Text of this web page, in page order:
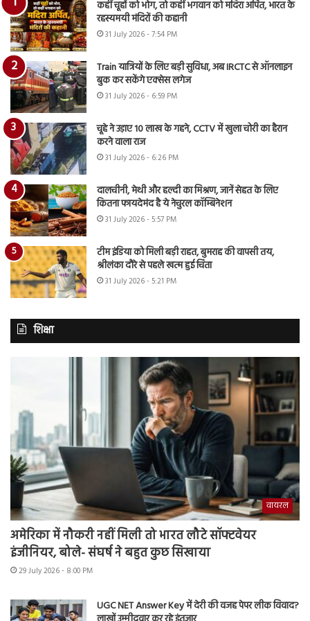
कहीं चूहों को भोग, तो कहीं भगवान को मदिरा अर्पित, भारत के
रहस्यमयी मंदिरों की कहानी
31 July 2026 - 7:54 PM
Train यात्रियों के लिए बड़ी सुविधा, अब IRCTC से ऑनलाइन
बुक कर सकेंगे एक्सेस लगेज
31 July 2026 - 6:59 PM
चूहे ने उड़ाए 10 लाख के गहने, CCTV में खुला चोरी का हैरान
करने वाला राज
31 July 2026 - 6:26 PM
दालचीनी, मेथी और हल्दी का मिश्रण, जानें सेहत के लिए
कितना फायदेमंद है ये नेचुरल कॉम्बिनेशन
31 July 2026 - 5:57 PM
टीम इंडिया को मिली बड़ी राहत, बुमराह की वापसी तय,
श्रीलंका दौरे से पहले खत्म हुई चिंता
31 July 2026 - 5:21 PM
शिक्षा
वायरल
अमेरिका में नौकरी नहीं मिली तो भारत लौटे सॉफ्टवेयर
इंजीनियर, बोले- संघर्ष ने बहुत कुछ सिखाया
29 July 2026 - 8:00 PM
UGC NET Answer Key में देरी की वजह पेपर लीक विवाद?